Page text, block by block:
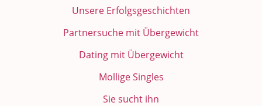
Unsere Erfolgsgeschichten
Partnersuche mit Übergewicht
Dating mit Übergewicht
Mollige Singles
Sie sucht ihn